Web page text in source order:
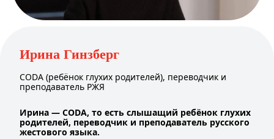
Ирина Гинзберг
CODA (ребёнок глухих родителей), переводчик и
преподаватель РЖЯ
Ирина — CODA, то есть слышащий ребёнок глухих
родителей, переводчик и преподаватель русского
жестового языка.